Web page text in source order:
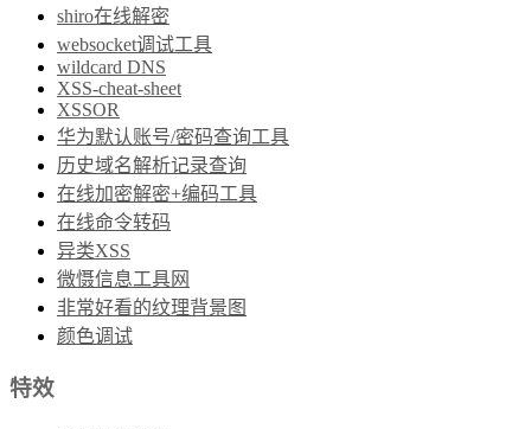
shiro在线解密
websocket调试工具
wildcard DNS
XSS-cheat-sheet
XSSOR
华为默认账号/密码查询工具
历史域名解析记录查询
在线加密解密+编码工具
在线命令转码
异类XSS
微慑信息工具网
非常好看的纹理背景图
颜色调试
特效